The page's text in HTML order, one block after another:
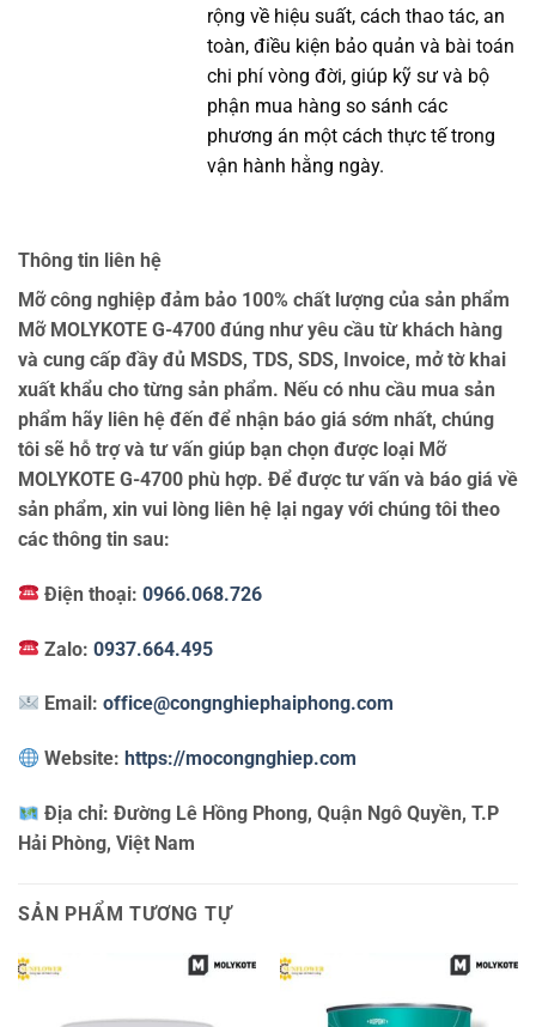
rộng về hiệu suất, cách thao tác, an
toàn, điều kiện bảo quản và bài toán
chi phí vòng đời, giúp kỹ sư và bộ
phận mua hàng so sánh các
phương án một cách thực tế trong
vận hành hằng ngày.
Thông tin liên hệ
Mỡ công nghiệp đảm bảo 100% chất lượng của sản phẩm
Mỡ MOLYKOTE G-4700 đúng như yêu cầu từ khách hàng
và cung cấp đầy đủ MSDS, TDS, SDS, Invoice, mở tờ khai
xuất khẩu cho từng sản phẩm. Nếu có nhu cầu mua sản
phẩm hãy liên hệ đến để nhận báo giá sớm nhất, chúng
tôi sẽ hỗ trợ và tư vấn giúp bạn chọn được loại Mỡ
MOLYKOTE G-4700 phù hợp. Để được tư vấn và báo giá về
sản phẩm, xin vui lòng liên hệ lại ngay với chúng tôi theo
các thông tin sau:
Điện thoại:0966.068.726
Zalo:0937.664.495
Email:office@congnghiephaiphong.com
Website: https://mocongnghiep.com
Địa chỉ:Đường Lê Hồng Phong, Quận Ngô Quyền, T.P
Hải Phòng, Việt Nam
SẢN PHẨM TƯƠNG TỰ